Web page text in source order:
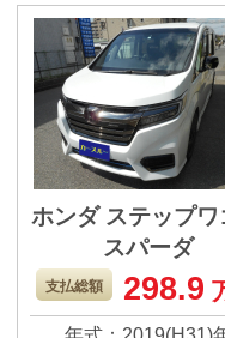
ホンダ ステップワ
スパーダ
COOL SPIRIT 7
支払総額 298.9